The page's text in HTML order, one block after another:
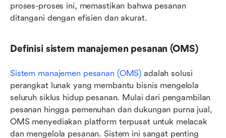
proses-proses ini, memastikan bahwa pesanan
ditangani dengan efisien dan akurat.
Definisi sistem manajemen pesanan (OMS)
Sistem manajemen pesanan (OMS) adalah solusi
perangkat lunak yang membantu bisnis mengelola
seluruh siklus hidup pesanan. Mulai dari pengambilan
pesanan hingga pemenuhan dan dukungan purna jual,
OMS menyediakan platform terpusat untuk melacak
dan mengelola pesanan. Sistem ini sangat penting